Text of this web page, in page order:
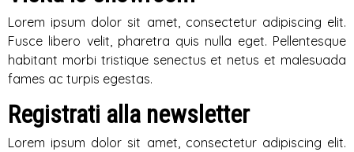
Lorem ipsum dolor sit amet, consectetur adipiscing elit.
Fusce libero velit, pharetra quis nulla eget. Pellentesque
habitant morbi tristique senectus et netus et malesuada
fames ac turpis egestas.
Registrati alla newsletter
Lorem ipsum dolor sit amet, consectetur adipiscing elit.